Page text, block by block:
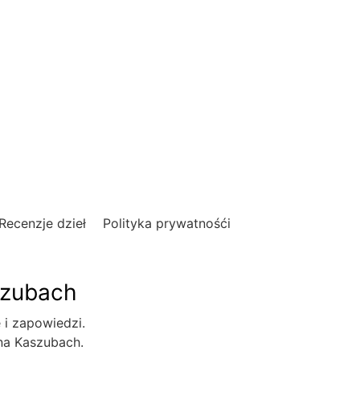
dzieł Polityka prywatnośći
i zapowiedzi.
Kaszubach.